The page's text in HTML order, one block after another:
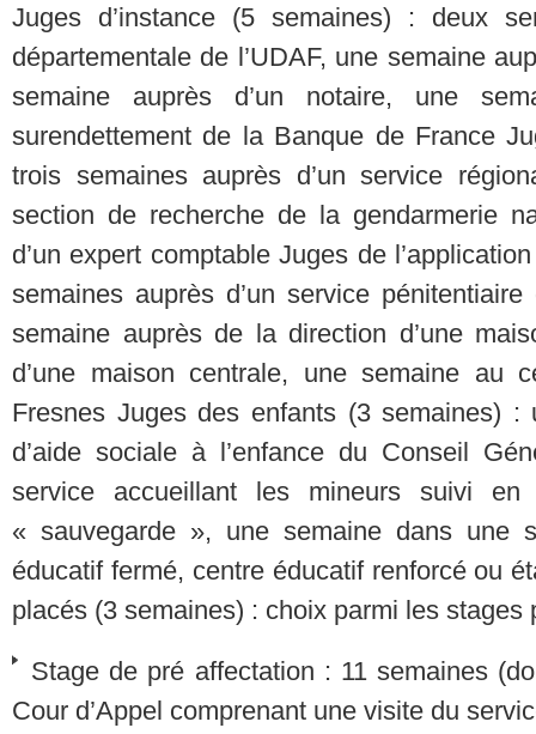
Juges d’instance (5 semaines) : deux
départementale de l’UDAF, une semaine
semaine auprès d’un notaire, une
surendettement de la Banque de France
trois semaines auprès d’un service
section de recherche de la gendarmerie
d’un expert comptable Juges de
semaines auprès d’un service
semaine auprès de la direction d’une
d’une maison centrale, une semaine au
Fresnes Juges des enfants (3 semaines)
d’aide sociale à l’enfance du Conseil
service accueillant les mineurs suivi en
« sauvegarde », une semaine dans une
éducatif fermé, centre éducatif renforcé ou
placés (3 semaines) : choix parmi les stages
Stage de pré affectation : 11 semaines
Cour d’Appel comprenant une visite du